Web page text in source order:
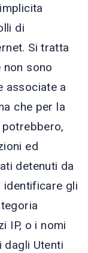
di
Si tratta
sono
associate a
che per la
ed
detenuti da
identificare gli
IP, o i nomi
dagli Utenti